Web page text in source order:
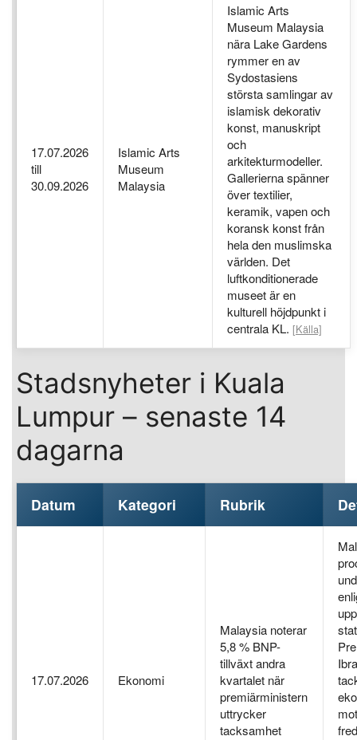
17.07.2026
till
30.09.2026
Islamic Arts
Museum
Malaysia
Islamic Arts
Museum Malaysia
nära Lake Gardens
rymmer en av
Sydostasiens
största samlingar av
islamisk dekorativ
konst, manuskript
och
arkitekturmodeller.
Gallerierna spänner
över textilier,
keramik, vapen och
koransk konst från
hela den muslimska
världen. Det
luftkonditionerade
museet är en
kulturell höjdpunkt i
centrala KL. [Källa]
Stadsnyheter i Kuala
Lumpur – senaste 14
dagarna
Datum Kategori Rubrik
17.07.2026 Ekonomi
Malaysia noterar
5,8 % BNP-
tillväxt andra
kvartalet när
premiärministern
uttrycker
tacksamhet